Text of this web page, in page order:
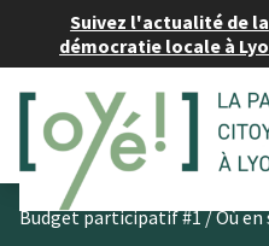
Suivez l'actualité de la
démocratie locale à
Budget participatif #1/Où